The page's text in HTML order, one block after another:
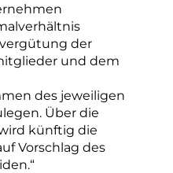
der
und dem
des jeweiligen
Über die
künftig die
Vorschlag des